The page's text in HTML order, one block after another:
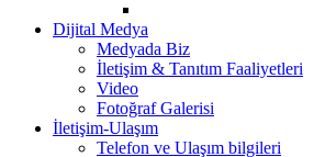
Dijital Medya
Medyada Biz
İletişim & Tanıtım Faaliyetleri
Video
Fotoğraf Galerisi
İletişim-Ulaşım
Telefon ve Ulaşım bilgileri